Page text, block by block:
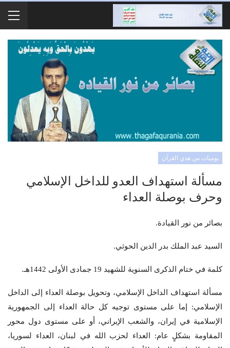
يوميات من هدي القرآن
مسألة استهداف العدو للداخل الإسلامي
وحرف بوصلة العداء
بصائر من نور القيادة.
السيد عبد الملك بدر الدين الحوثي.
كلمة في ختام الذكرى السنوية للشهيد 19 جمادى الأولى 1442هـ.
مسألة استهداف الداخل الإسلامي، وتحويل بوصلة العداء إلى الداخل
الإسلامي: إما على مستوى توجيه كل حالة العداء إلى الجمهورية
الإسلامية في إيران، والشعب الإيراني، أو على مستوى دول محور
المقاومة بشكلٍ عام: العداء لحزب الله في لبنان، العداء لسوريا،